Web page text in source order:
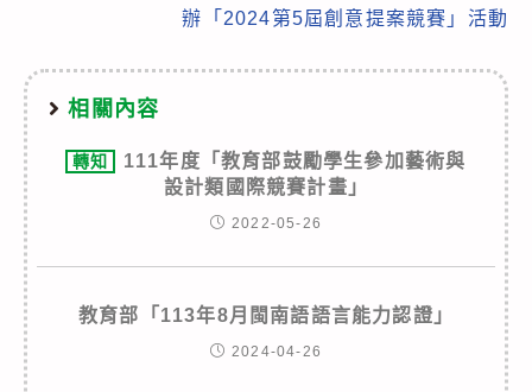
辦「2024第5屆創意提案競賽」活動
相關內容
轉知
111年度「教育部鼓勵學生參加藝術與
設計類國際競賽計畫」
2022-05-26
教育部「113年8月閩南語語言能力認證」
2024-04-26